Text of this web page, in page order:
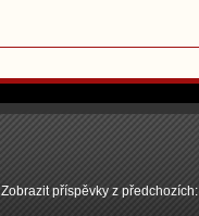
Zobrazit příspěvky z předchozích: